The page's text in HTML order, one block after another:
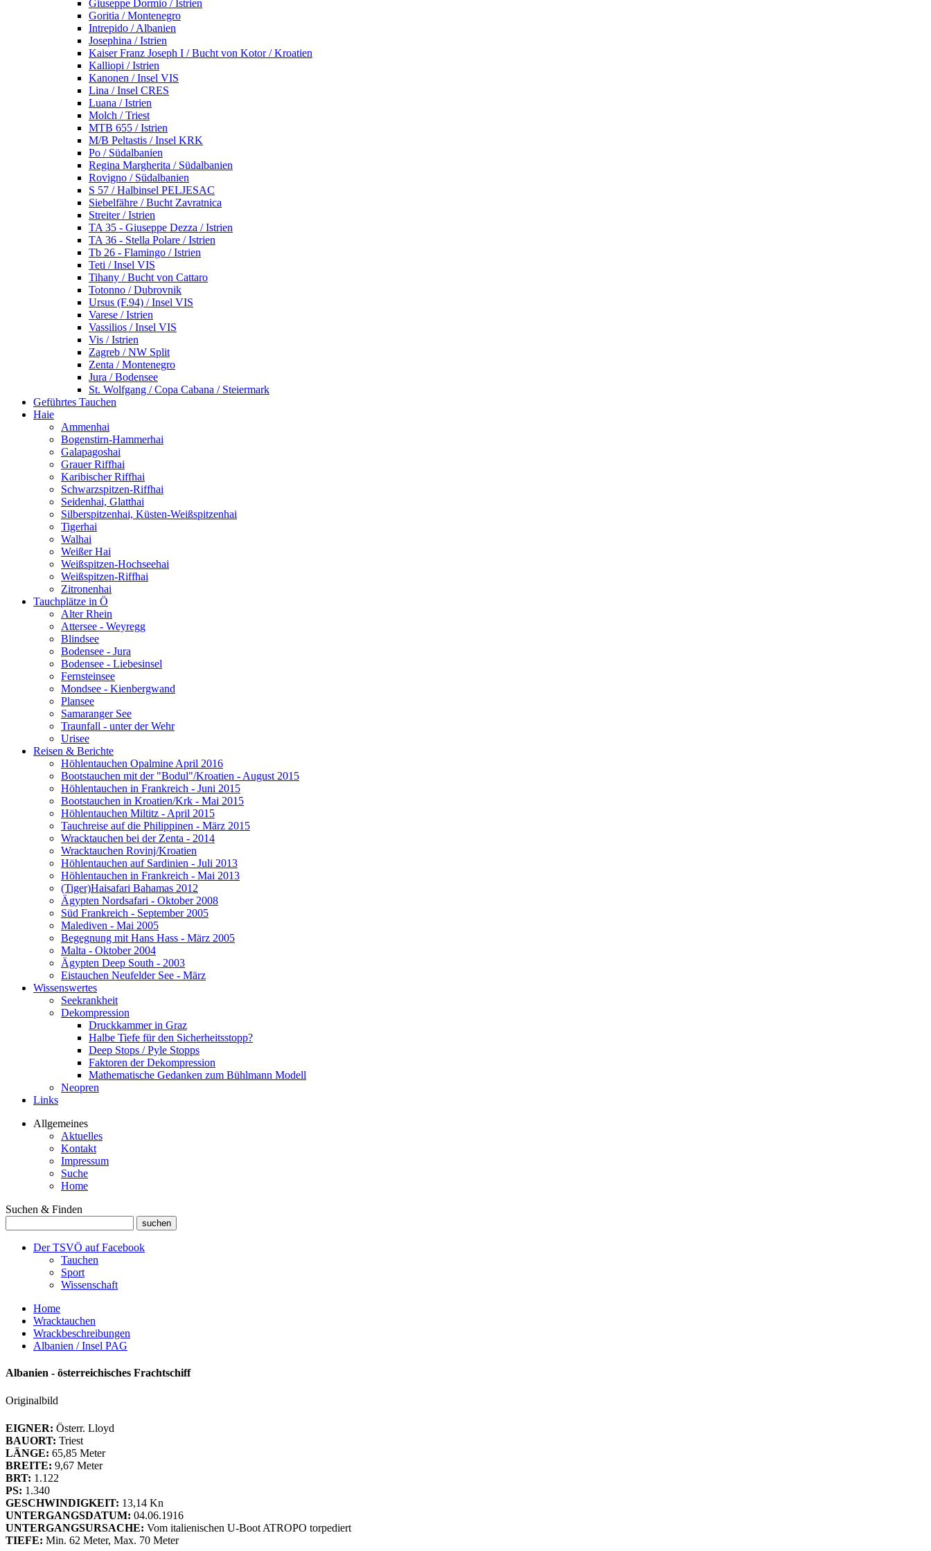
Giuseppe Dormio / Istrien
Goritia / Montenegro
Intrepido / Albanien
Josephina / Istrien
Kaiser Franz Joseph I / Bucht von Kotor / Kroatien
Kalliopi / Istrien
Kanonen / Insel VIS
Lina / Insel CRES
Luana / Istrien
Molch / Triest
MTB 655 / Istrien
M/B Peltastis / Insel KRK
Po / Südalbanien
Regina Margherita / Südalbanien
Rovigno / Südalbanien
S 57 / Halbinsel PELJESAC
Siebelfähre / Bucht Zavratnica
Streiter / Istrien
TA 35 - Giuseppe Dezza / Istrien
TA 36 - Stella Polare / Istrien
Tb 26 - Flamingo / Istrien
Teti / Insel VIS
Tihany / Bucht von Cattaro
Totonno / Dubrovnik
Ursus (F.94) / Insel VIS
Varese / Istrien
Vassilios / Insel VIS
Vis / Istrien
Zagreb / NW Split
Zenta / Montenegro
Jura / Bodensee
St. Wolfgang / Copa Cabana / Steiermark
Geführtes Tauchen
Haie
Ammenhai
Bogenstirn-Hammerhai
Galapagoshai
Grauer Riffhai
Karibischer Riffhai
Schwarzspitzen-Riffhai
Seidenhai, Glatthai
Silberspitzenhai, Küsten-Weißspitzenhai
Tigerhai
Walhai
Weißer Hai
Weißspitzen-Hochseehai
Weißspitzen-Riffhai
Zitronenhai
Tauchplätze in Ö
Alter Rhein
Attersee - Weyregg
Blindsee
Bodensee - Jura
Bodensee - Liebesinsel
Fernsteinsee
Mondsee - Kienbergwand
Plansee
Samaranger See
Traunfall - unter der Wehr
Urisee
Reisen & Berichte
Höhlentauchen Opalmine April 2016
Bootstauchen mit der "Bodul"/Kroatien - August 2015
Höhlentauchen in Frankreich - Juni 2015
Bootstauchen in Kroatien/Krk - Mai 2015
Höhlentauchen Miltitz - April 2015
Tauchreise auf die Philippinen - März 2015
Wracktauchen bei der Zenta - 2014
Wracktauchen Rovinj/Kroatien
Höhlentauchen auf Sardinien - Juli 2013
Höhlentauchen in Frankreich - Mai 2013
(Tiger)Haisafari Bahamas 2012
Ägypten Nordsafari - Oktober 2008
Süd Frankreich - September 2005
Malediven - Mai 2005
Begegnung mit Hans Hass - März 2005
Malta - Oktober 2004
Ägypten Deep South - 2003
Eistauchen Neufelder See - März
Wissenswertes
Seekrankheit
Dekompression
Druckkammer in Graz
Halbe Tiefe für den Sicherheitsstopp?
Deep Stops / Pyle Stopps
Faktoren der Dekompression
Mathematische Gedanken zum Bühlmann Modell
Neopren
Links
Allgemeines
Aktuelles
Kontakt
Impressum
Suche
Home
Suchen & Finden
Der TSVÖ auf Facebook
Tauchen
Sport
Wissenschaft
Home
Wracktauchen
Wrackbeschreibungen
Albanien / Insel PAG
Albanien - österreichisches Frachtschiff
Originalbild
EIGNER: Österr. Lloyd
BAUORT: Triest
LÄNGE: 65,85 Meter
BREITE: 9,67 Meter
BRT: 1.122
PS: 1.340
GESCHWINDIGKEIT: 13,14 Kn
UNTERGANGSDATUM: 04.06.1916
UNTERGANGSURSACHE: Vom italienischen U-Boot ATROPO torpediert
TIEFE: Min. 62 Meter, Max. 70 Meter